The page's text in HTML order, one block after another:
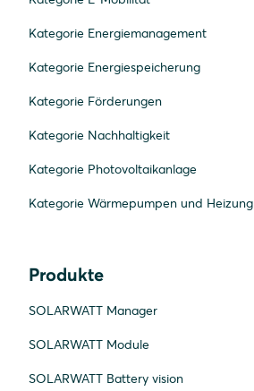
Kategorie Energiemanagement
Kategorie Energiespeicherung
Kategorie Förderungen
Kategorie Nachhaltigkeit
Kategorie Photovoltaikanlage
Kategorie Wärmepumpen und Heizung
Produkte
SOLARWATT Manager
SOLARWATT Module
SOLARWATT Battery vision